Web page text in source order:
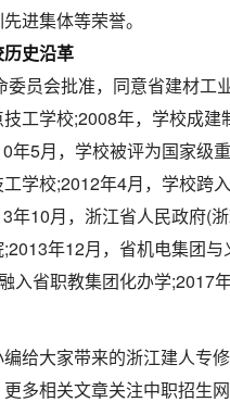
进集体等荣誉。
史沿革
员会批准，同意省建材工
工学校;2008年，学校成
年5月，学校被评为国家级
学校;2012年4月，学校跨
年10月，浙江省人民政府(
年12月，省机电集团
入省职教集团化办学;2017
给大家带来的浙江建人专
多相关文章关注中职招生网